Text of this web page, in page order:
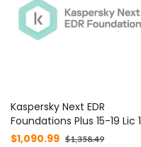
Kaspersky Next EDR
Foundations Plus 15-19 Lic 1
AñoC/U KL4065ZAMF8 -
$1,090.99 $1,358.49